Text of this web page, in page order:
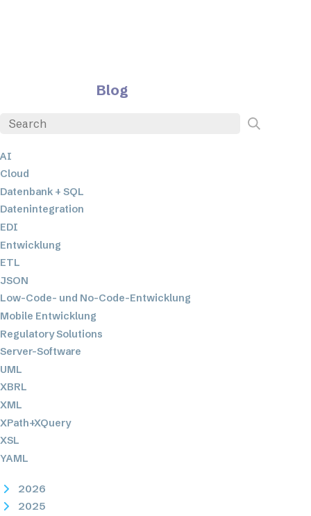
Blog
AI
Cloud
Datenbank + SQL
Datenintegration
EDI
Entwicklung
ETL
JSON
Low-Code- und No-Code-Entwicklung
Mobile Entwicklung
Regulatory Solutions
Server-Software
UML
XBRL
XML
XPath+XQuery
XSL
YAML
2026
2025